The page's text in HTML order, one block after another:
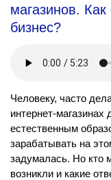
магазинов.
бизнес?
Человеку, часто
интернет-
естественным
зарабатывать на
задумалась. Но кто
возникли и какие